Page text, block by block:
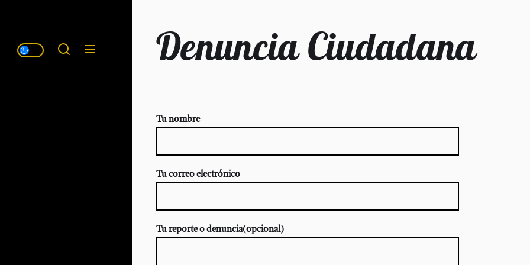
Denuncia Ciudadana
Tu nombre
Tu correo electrónico
Tu reporte o denuncia(opcional)